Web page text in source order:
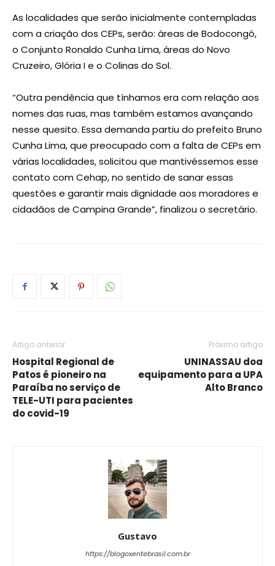
As localidades que serão inicialmente contempladas
com a criação dos CEPs, serão: áreas de Bodocongó,
o Conjunto Ronaldo Cunha Lima, áreas do Novo
Cruzeiro, Glória I e o Colinas do Sol.
“Outra pendência que tínhamos era com relação aos
nomes das ruas, mas também estamos avançando
nesse quesito. Essa demanda partiu do prefeito Bruno
Cunha Lima, que preocupado com a falta de CEPs em
várias localidades, solicitou que mantivéssemos esse
contato com Cehap, no sentido de sanar essas
questões e garantir mais dignidade aos moradores e
cidadãos de Campina Grande”, finalizou o secretário.
Artigo anterior
Hospital Regional de
Patos é pioneiro na
Paraíba no serviço de
TELE-UTI para pacientes
do covid-19
Próximo artigo
UNINASSAU doa
equipamento para a UPA
Alto Branco
Gustavo
https://blogoxentebrasil.com.br